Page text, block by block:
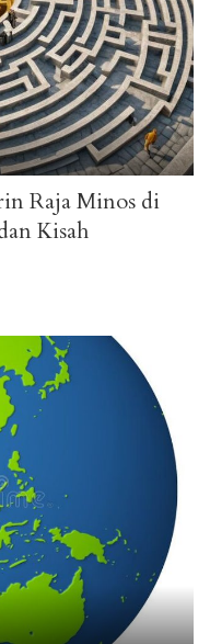
Raja Minos di
Kisah